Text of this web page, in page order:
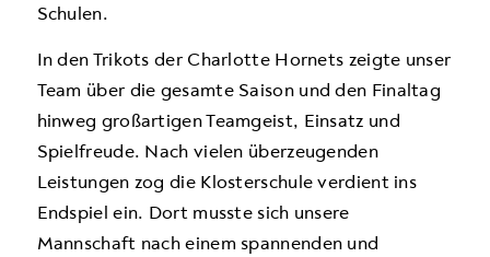
Schulen.
In den Trikots der Charlotte Hornets zeigte unser
Team über die gesamte Saison und den Finaltag
hinweg großartigen Teamgeist, Einsatz und
Spielfreude. Nach vielen überzeugenden
Leistungen zog die Klosterschule verdient ins
Endspiel ein. Dort musste sich unsere
Mannschaft nach einem spannenden und